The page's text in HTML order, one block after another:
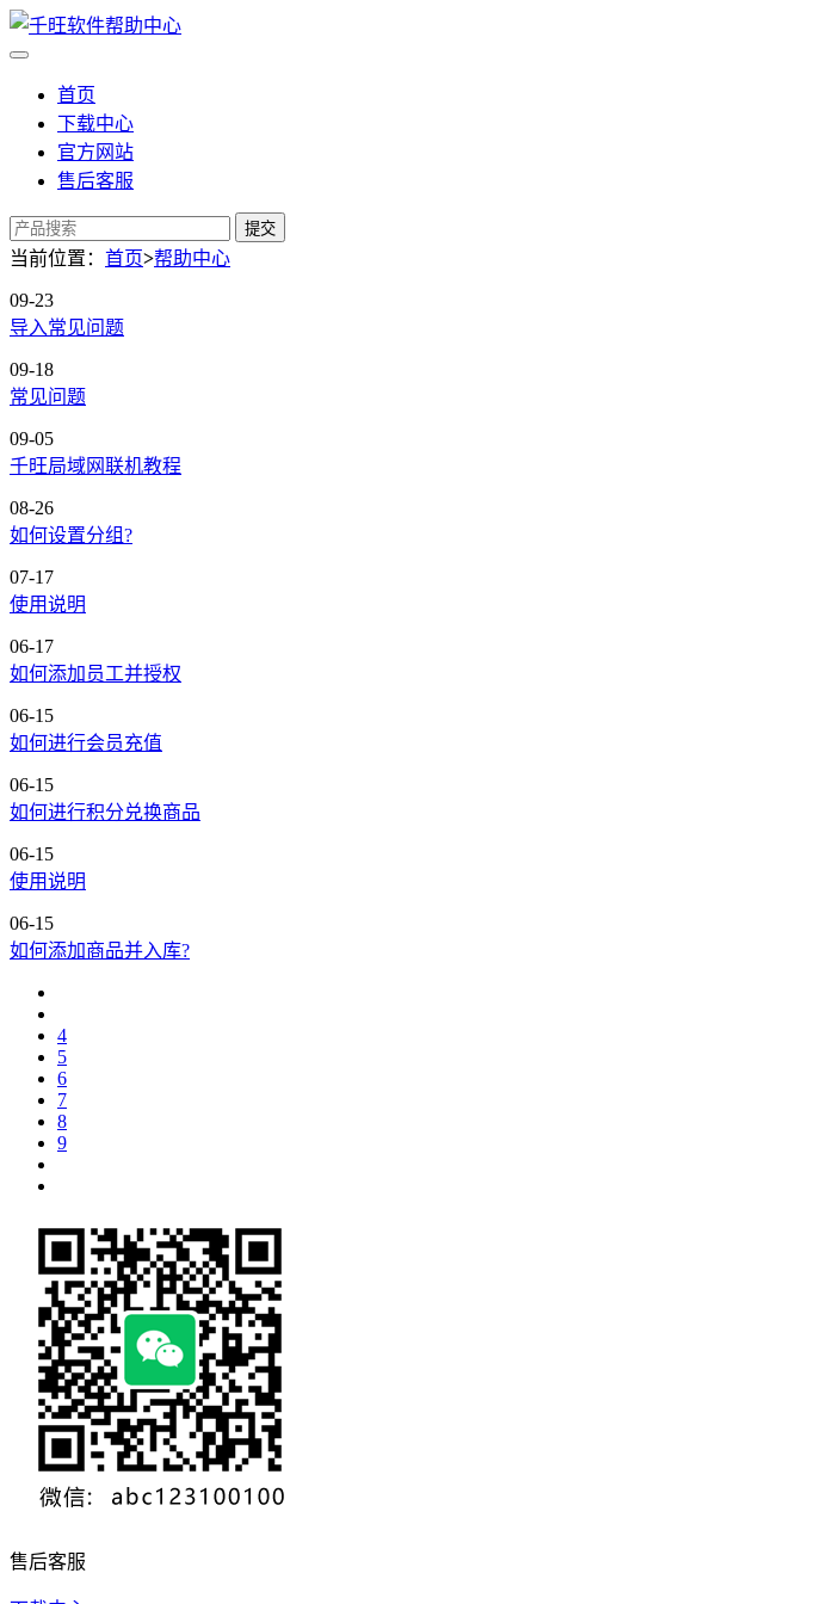
首页
下载中心
官方网站
售后客服
提交
当前位置： 首页>帮助中心
09-23
导入常见问题
09-18
常见问题
09-05
千旺局域网联机教程
08-26
如何设置分组?
07-17
使用说明
06-17
如何添加员工并授权
06-15
如何进行会员充值
06-15
如何进行积分兑换商品
06-15
使用说明
06-15
如何添加商品并入库?
4
5
6
7
8
9
售后客服